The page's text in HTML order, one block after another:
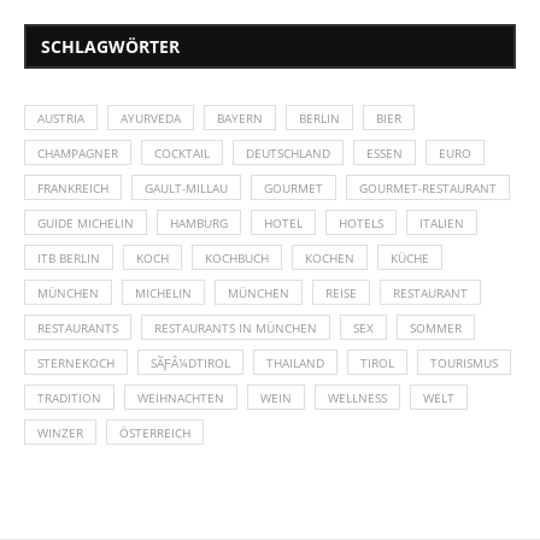
SCHLAGWÖRTER
AUSTRIA AYURVEDA BAYERN BERLIN BIER
CHAMPAGNER COCKTAIL DEUTSCHLAND ESSEN EURO
FRANKREICH GAULT-MILLAU GOURMET GOURMET-RESTAURANT
GUIDE MICHELIN HAMBURG HOTEL HOTELS ITALIEN
ITB BERLIN KOCH KOCHBUCH KOCHEN KÜCHE
MÜNCHEN MICHELIN MÜNCHEN REISE RESTAURANT
RESTAURANTS RESTAURANTS IN MÜNCHEN SEX SOMMER
STERNEKOCH SÃƑÂ¼DTIROL THAILAND TIROL TOURISMUS
TRADITION WEIHNACHTEN WEIN WELLNESS WELT
WINZER ÖSTERREICH